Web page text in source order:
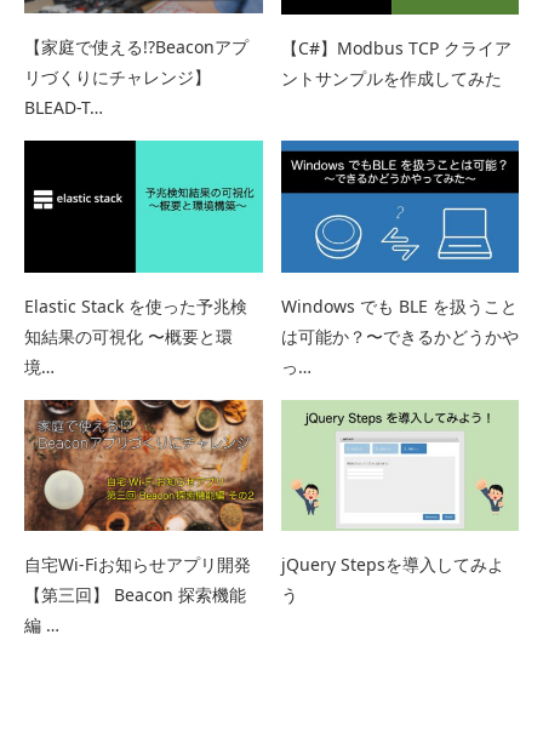
【家庭で使える!?Beaconアプ
リづくりにチャレンジ】
BLEAD-T…
【C#】Modbus TCP クライア
ントサンプルを作成してみた
Elastic Stack を使った予兆検
知結果の可視化 〜概要と環
境…
Windows でも BLE を扱うこと
は可能か？〜できるかどうかや
っ…
自宅Wi-Fiお知らせアプリ開発
【第三回】 Beacon 探索機能
編 …
jQuery Stepsを導入してみよ
う